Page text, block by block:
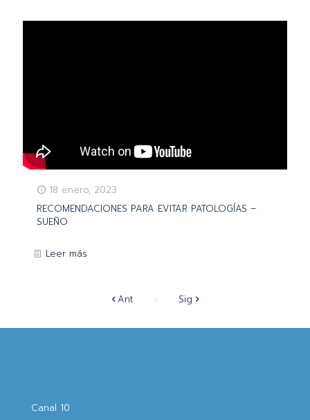
18 enero, 2023
RECOMENDACIONES PARA EVITAR PATOLOGÍAS –
SUEÑO
Leer más
Ant Sig
Canal 10